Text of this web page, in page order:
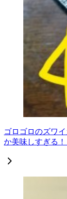
ゴロゴロのズワ
か美味しすぎる！